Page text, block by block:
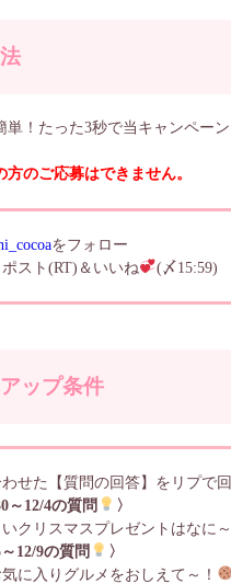
単！たった3秒で当キャンペー
のご応募はできません。
をフォロー
スト(RT)＆いいね
(〆15:59)
ップ条件
せた【質問の回答】をリプで
～12/4の質問
〉
クリスマスプレゼントはなに
12/9の質問
〉
に入りグルメをおしえて～！